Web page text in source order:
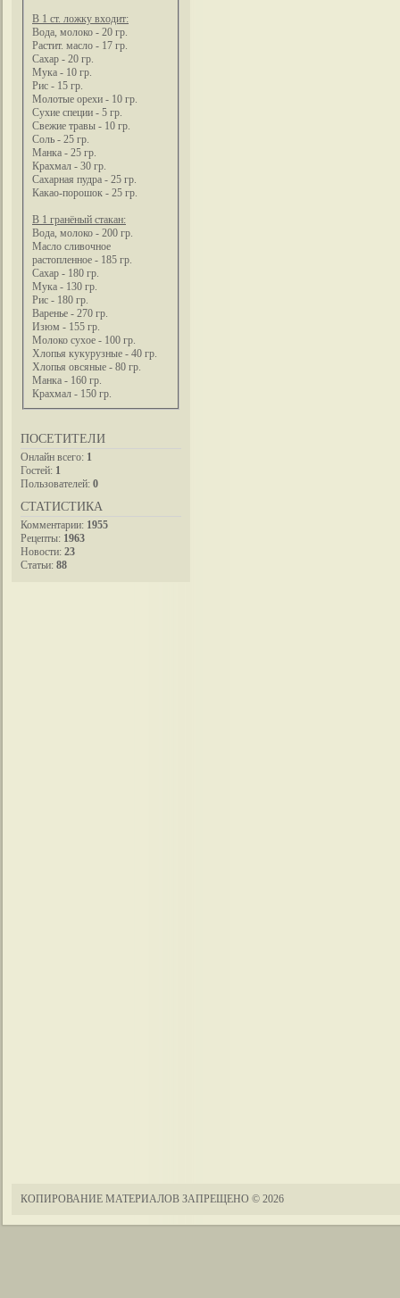
В 1 ст. ложку входит:
Вода, молоко - 20 гр.
Растит. масло - 17 гр.
Сахар - 20 гр.
Мука - 10 гр.
Рис - 15 гр.
Молотые орехи - 10 гр.
Сухие специи - 5 гр.
Свежие травы - 10 гр.
Соль - 25 гр.
Манка - 25 гр.
Крахмал - 30 гр.
Сахарная пудра - 25 гр.
Какао-порошок - 25 гр.
В 1 гранёный стакан:
Вода, молоко - 200 гр.
Масло сливочное
растопленное - 185 гр.
Сахар - 180 гр.
Мука - 130 гр.
Рис - 180 гр.
Варенье - 270 гр.
Изюм - 155 гр.
Молоко сухое - 100 гр.
Хлопья кукурузные - 40 гр.
Хлопья овсяные - 80 гр.
Манка - 160 гр.
Крахмал - 150 гр.
ПОСЕТИТЕЛИ
Онлайн всего: 1
Гостей: 1
Пользователей: 0
СТАТИСТИКА
Комментарии: 1955
Рецепты: 1963
Новости: 23
Статьи: 88
КОПИРОВАНИЕ МАТЕРИАЛОВ ЗАПРЕЩЕНО © 2026